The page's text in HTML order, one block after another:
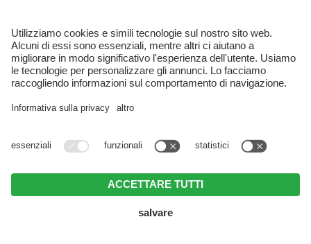
TROVATE IL VOSTRO ALLOGGIO…